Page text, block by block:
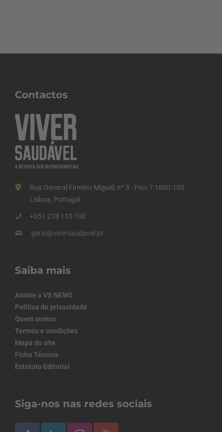
Contactos
Rua General Firmino Miguel, nº 3 - Piso 7 1600-100
Lisboa, Portugal
+351 218 110 100
geral@viversaudavel.pt
Saiba mais
Assine a VS NEWS
Política de privacidade
Quem somos
Termos e condições
Mapa do site
Ficha Técnica
Estatuto Editorial
Siga-nos nas redes sociais